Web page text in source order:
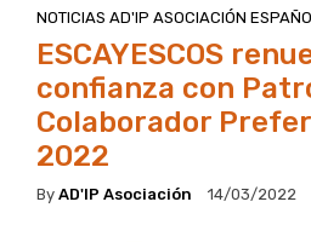
NOTICIAS AD'IP ASOCIACIÓN
ESCAYESCOS
confianza con
Colaborador
2022
By AD'IP Asociación 14/03/2022